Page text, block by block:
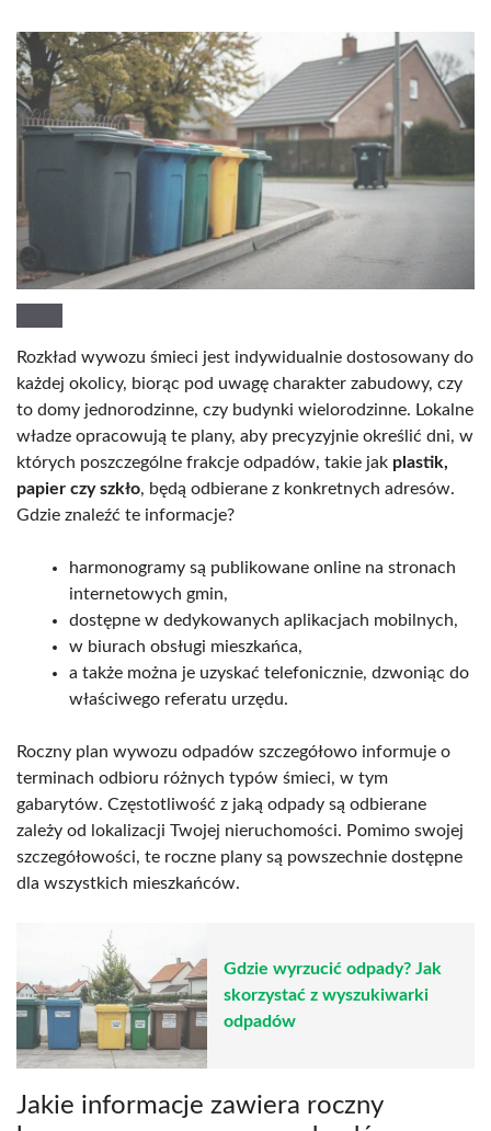
Rozkład wywozu śmieci jest indywidualnie dostosowany do
każdej okolicy, biorąc pod uwagę charakter zabudowy, czy
to domy jednorodzinne, czy budynki wielorodzinne. Lokalne
władze opracowują te plany, aby precyzyjnie określić dni, w
których poszczególne frakcje odpadów, takie jak plastik,
papier czy szkło, będą odbierane z konkretnych adresów.
Gdzie znaleźć te informacje?
harmonogramy są publikowane online na stronach
internetowych gmin,
dostępne w dedykowanych aplikacjach mobilnych,
w biurach obsługi mieszkańca,
a także można je uzyskać telefonicznie, dzwoniąc do
właściwego referatu urzędu.
Roczny plan wywozu odpadów szczegółowo informuje o
terminach odbioru różnych typów śmieci, w tym
gabarytów. Częstotliwość z jaką odpady są odbierane
zależy od lokalizacji Twojej nieruchomości. Pomimo swojej
szczegółowości, te roczne plany są powszechnie dostępne
dla wszystkich mieszkańców.
Gdzie wyrzucić odpady? Jak
skorzystać z wyszukiwarki
odpadów
Jakie informacje zawiera roczny